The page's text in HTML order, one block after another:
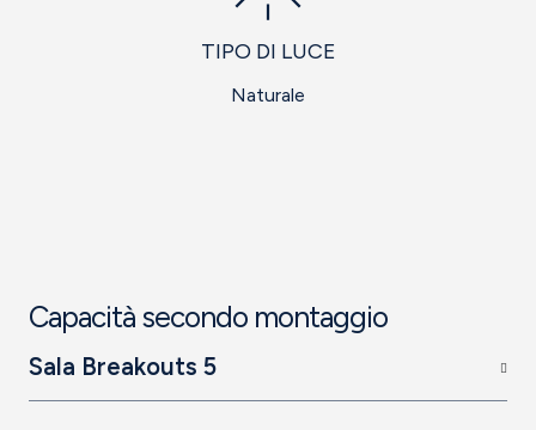
TIPO DI LUCE
Naturale
Capacità secondo montaggio
Sala Breakouts 5